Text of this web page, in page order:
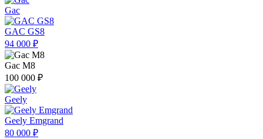
Gac
GAC GS8
94 000 ₽
Gac M8
100 000 ₽
Geely
Geely Emgrand
80 000 ₽